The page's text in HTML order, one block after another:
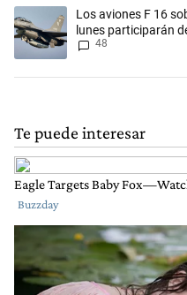
Un artículo de tendencia con el
Los aviones F 16
lunes participarán
48